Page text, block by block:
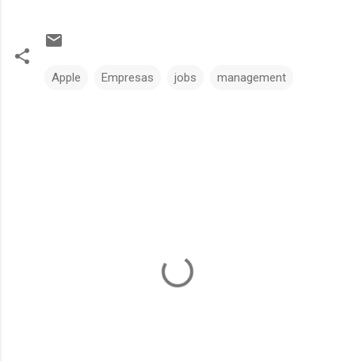
Apple Empresas jobs management